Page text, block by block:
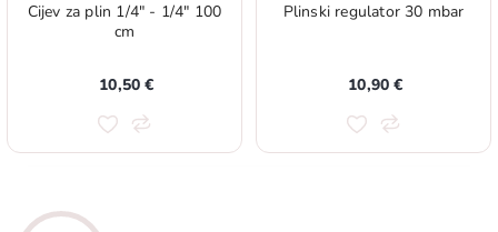
Cijev za plin 1/4" - 1/4" 100
cm
10,50 €
Plinski regulator 30 mbar
10,90 €